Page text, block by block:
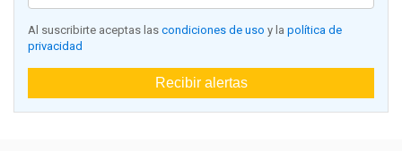
Al suscribirte aceptas las condiciones de uso y la política de
privacidad
Recibir alertas